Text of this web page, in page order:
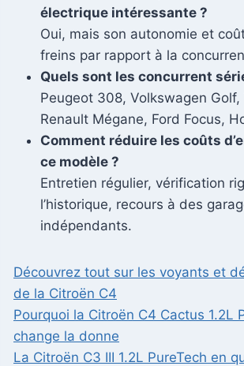
électrique intéressante ?
Oui, mais son autonomie et
freins par rapport à la
Quels sont les concurrent
Peugeot 308, Volkswagen Golf,
Renault Mégane, Ford Focus,
Comment réduire les coûts
ce modèle ?
Entretien régulier, vérification
l’historique, recours à des
indépendants.
Découvrez tout sur les voyants et
de la Citroën C4
Pourquoi la Citroën C4 Cactus 1.2L
change la donne
La Citroën C3 III 1.2L PureTech en